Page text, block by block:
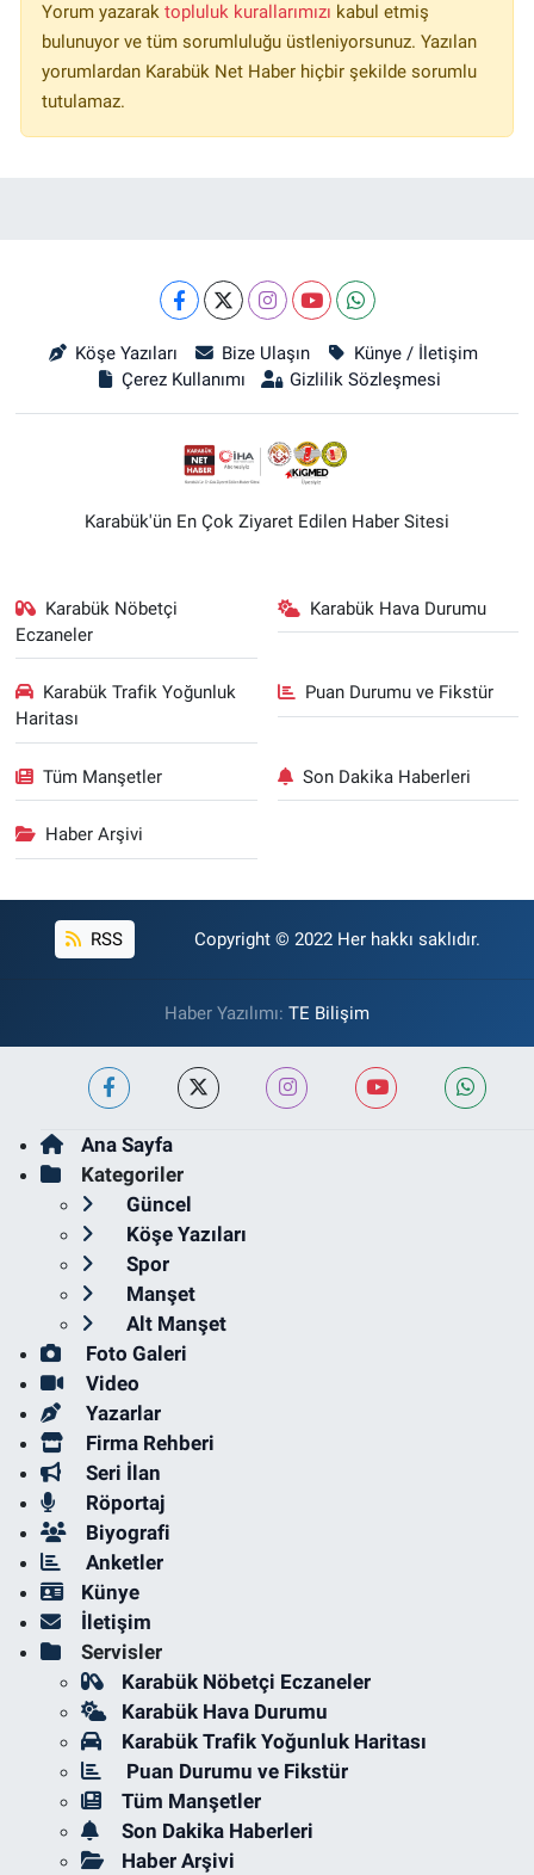
Yorum yazarak topluluk kurallarımızı kabul etmiş
bulunuyor ve tüm sorumluluğu üstleniyorsunuz. Yazılan
yorumlardan Karabük Net Haber hiçbir şekilde sorumlu
tutulamaz.
Köşe Yazıları Bize Ulaşın
Künye / İletişim
Çerez Kullanımı
Gizlilik Sözleşmesi
Karabük'ün En Çok Ziyaret Edilen Haber Sitesi
Karabük Nöbetçi
Eczaneler
Karabük Hava Durumu
Karabük Trafik Yoğunluk
Haritası
Puan Durumu ve Fikstür
Tüm Manşetler Son Dakika Haberleri
Haber Arşivi
RSS Copyright © 2022 Her hakkı saklıdır.
Haber Yazılımı: TE Bilişim
Ana Sayfa
Kategoriler
Güncel
Köşe Yazıları
Spor
Manşet
Alt Manşet
Foto Galeri
Video
Yazarlar
Firma Rehberi
Seri İlan
Röportaj
Biyografi
Anketler
Künye
İletişim
Servisler
Karabük Nöbetçi Eczaneler
Karabük Hava Durumu
Karabük Trafik Yoğunluk Haritası
Puan Durumu ve Fikstür
Tüm Manşetler
Son Dakika Haberleri
Haber Arşivi